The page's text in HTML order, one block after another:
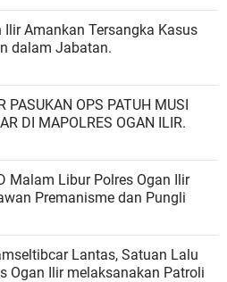
Ilir Amankan Tersangka Kasus
dalam Jabatan.
PASUKAN OPS PATUH MUSI
DI MAPOLRES OGAN ILIR.
Malam Libur Polres Ogan Ilir
Premanisme dan Pungli
Lantas, Satuan Lalu
Ogan Ilir melaksanakan Patroli